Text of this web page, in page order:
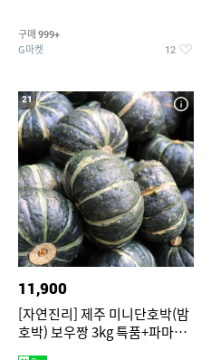
구매 999+
G마켓 12
21
11,900
[자연진리] 제주 미니단호박(밤
호박) 보우짱 3kg 특품+파마산